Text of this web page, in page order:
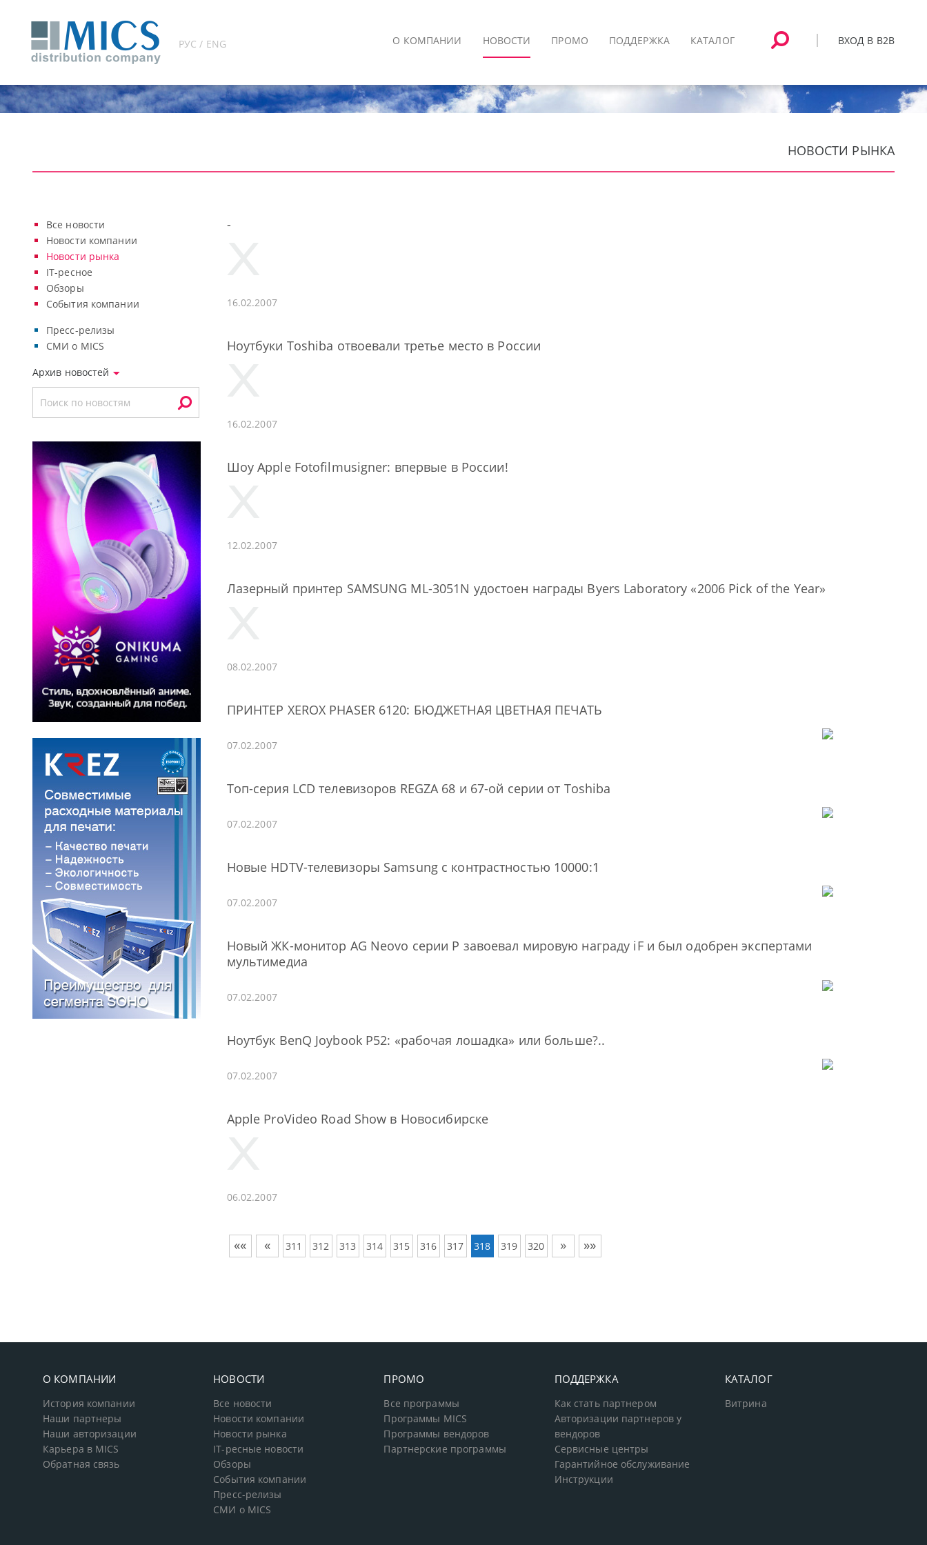
РУС / ENG ВХОД В B2B
О КОМПАНИИ НОВОСТИ ПРОМО ПОДДЕРЖКА КАТАЛОГ
НОВОСТИ РЫНКА
Все новости
Новости компании
Новости рынка
IT-ресное
Обзоры
События компании
Пресс-релизы
СМИ о MICS
Архив новостей
-
16.02.2007
Ноутбуки Toshiba отвоевали третье место в России
16.02.2007
Шоу Apple Fotofilmusigner: впервые в России!
12.02.2007
Лазерный принтер SAMSUNG ML-3051N удостоен награды Byers Laboratory «2006 Pick of the Year»
08.02.2007
ПРИНТЕР XEROX PHASER 6120: БЮДЖЕТНАЯ ЦВЕТНАЯ ПЕЧАТЬ
07.02.2007
Топ-серия LCD телевизоров REGZA 68 и 67-ой серии от Toshiba
07.02.2007
Новые HDTV-телевизоры Samsung с контрастностью 10000:1
07.02.2007
Новый ЖК-монитор AG Neovo серии P завоевал мировую награду iF и был одобрен экспертами
мультимедиа
07.02.2007
Ноутбук BenQ Joybook P52: «рабочая лошадка» или больше?..
07.02.2007
Apple ProVideo Road Show в Новосибирске
06.02.2007
«« « 311 312 313 314 315 316 317 318 319 320 » »»
О КОМПАНИИ
История компании
Наши партнеры
Наши авторизации
Карьера в MICS
Обратная связь
НОВОСТИ
Все новости
Новости компании
Новости рынка
IT-ресные новости
Обзоры
События компании
Пресс-релизы
СМИ о MICS
ПРОМО
Все программы
Программы MICS
Программы вендоров
Партнерские программы
ПОДДЕРЖКА
Как стать партнером
Авторизации партнеров у
вендоров
Сервисные центры
Гарантийное обслуживание
Инструкции
КАТАЛОГ
Витрина